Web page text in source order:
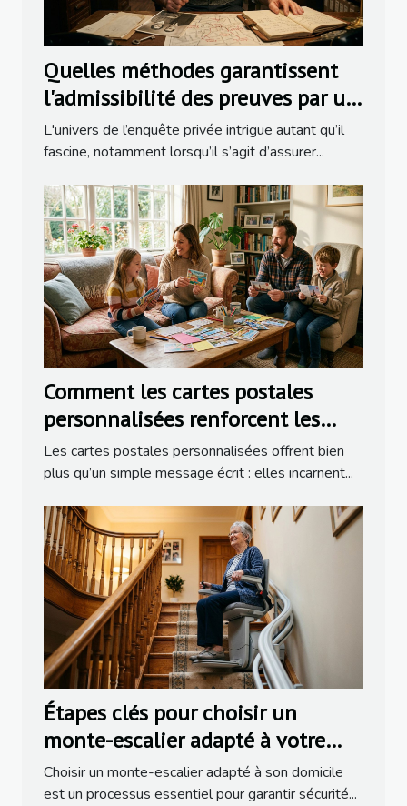
Quelles méthodes garantissent
l'admissibilité des preuves par un
détective ?
L'univers de l’enquête privée intrigue autant qu’il
fascine, notamment lorsqu’il s’agit d’assurer...
Comment les cartes postales
personnalisées renforcent les
liens familiaux ?
Les cartes postales personnalisées offrent bien
plus qu’un simple message écrit : elles incarnent...
Étapes clés pour choisir un
monte-escalier adapté à votre
domicile
Choisir un monte-escalier adapté à son domicile
est un processus essentiel pour garantir sécurité...